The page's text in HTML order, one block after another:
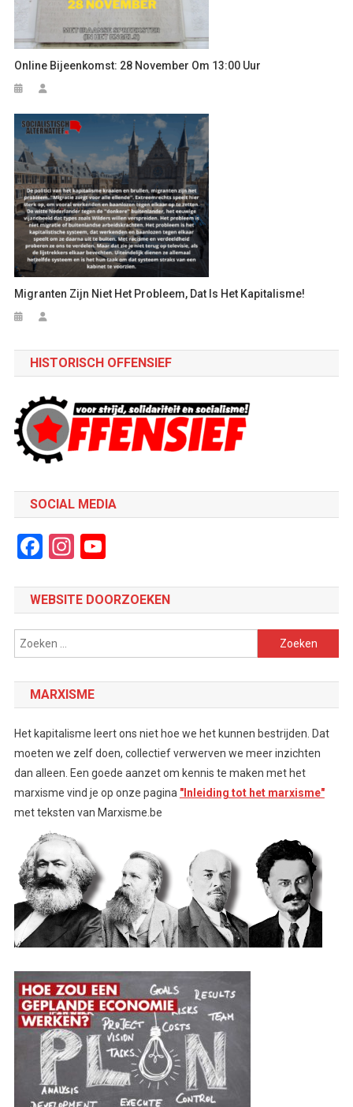
Online Bijeenkomst: 28 November Om 13:00 Uur
Migranten Zijn Niet Het Probleem, Dat Is Het Kapitalisme!
HISTORISCH OFFENSIEF
SOCIAL MEDIA
Facebook
Instagram
YouTube
WEBSITE DOORZOEKEN
Zoeken
naar:
MARXISME
Het kapitalisme leert ons niet hoe we het kunnen bestrijden. Dat
moeten we zelf doen, collectief verwerven we meer inzichten
dan alleen. Een goede aanzet om kennis te maken met het
marxisme vind je op onze pagina "Inleiding tot het marxisme"
met teksten van Marxisme.be